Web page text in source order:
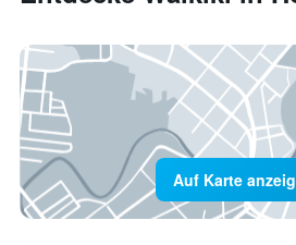
Auf Karte